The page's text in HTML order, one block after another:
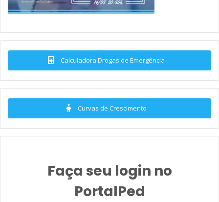
Calculadora Drogas de Emergência
Curvas de Crescimento
Faça seu login no
PortalPed